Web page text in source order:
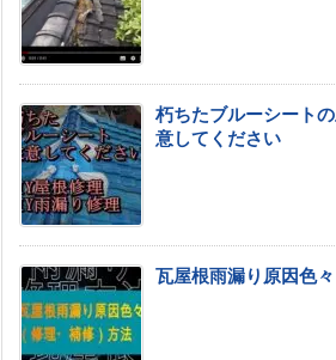
朽ちたブルーシート
意してください
瓦屋根雨漏り原因色